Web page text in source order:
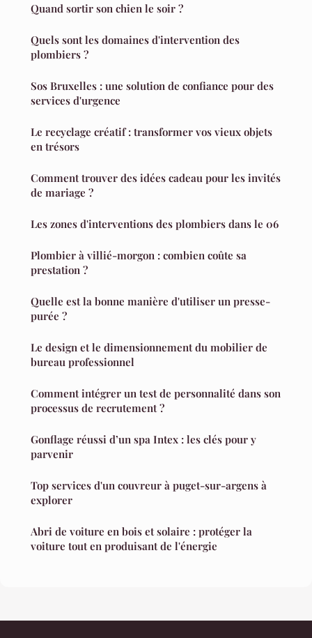
Quand sortir son chien le soir ?
Quels sont les domaines d'intervention des
plombiers ?
Sos Bruxelles : une solution de confiance pour des
services d'urgence
Le recyclage créatif : transformer vos vieux objets
en trésors
Comment trouver des idées cadeau pour les invités
de mariage ?
Les zones d'interventions des plombiers dans le 06
Plombier à villié-morgon : combien coûte sa
prestation ?
Quelle est la bonne manière d'utiliser un presse-
purée ?
Le design et le dimensionnement du mobilier de
bureau professionnel
Comment intégrer un test de personnalité dans son
processus de recrutement ?
Gonflage réussi d’un spa Intex : les clés pour y
parvenir
Top services d'un couvreur à puget-sur-argens à
explorer
Abri de voiture en bois et solaire : protéger la
voiture tout en produisant de l'énergie